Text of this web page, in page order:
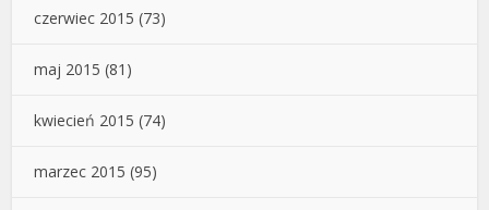
czerwiec 2015 (73)
maj 2015 (81)
kwiecień 2015 (74)
marzec 2015 (95)